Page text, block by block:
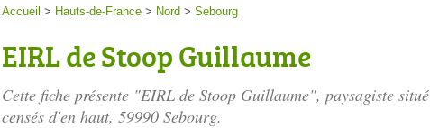
Accueil > Hauts-de-France > Nord > Sebourg
EIRL de Stoop Guillaume
Cette fiche présente "EIRL de Stoop Guillaume", paysagiste situé
censés d'en haut, 59990 Sebourg.